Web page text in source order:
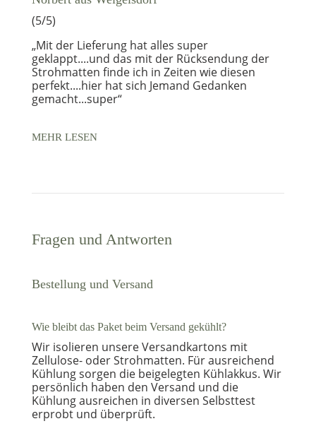
(5/5)
„Mit der Lieferung hat alles super
geklappt....und das mit der Rücksendung der
Strohmatten finde ich in Zeiten wie diesen
perfekt....hier hat sich Jemand Gedanken
gemacht...super“
MEHR LESEN
Fragen und Antworten
Bestellung und Versand
Wie bleibt das Paket beim Versand gekühlt?
Wir isolieren unsere Versandkartons mit
Zellulose- oder Strohmatten. Für ausreichend
Kühlung sorgen die beigelegten Kühlakkus. Wir
persönlich haben den Versand und die
Kühlung ausreichen in diversen Selbsttest
erprobt und überprüft.